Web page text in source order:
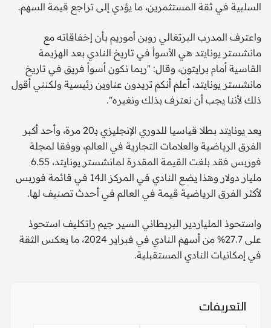
السلبية في ثقة المستثمرين، ما يؤدي إلى تراجع قيمة السهم.
واعترف المدرب البرتغالي روبن أموريم بأن إخفاقاته مع
مانشستر يونايتد هي الأسوأ في تاريخ النادي بعد الهزيمة
القاسية أمام برايتون، وقال: "ربما نكون أسوأ فريق في تاريخ
مانشستر يونايتد، أعلم أنكم تريدون عناوين رئيسية ولكنني أقول
ذلك لأننا يجب أن نعترف بذلك ونغيره".
يعد يونايتد بطلا قياسيا للدوري الإنجليزي بـ20 مرة، وأحد أكبر
الفرق الرياضية والعلامات التجارية في العالم، ووفقا لمجلة
فوربس فقد بلغت القيمة المقدرة لمانشستر يونايتد، 6.55
مليار دولار وهذا يضع النادي في المركز الـ14 في قائمة فوربس
لأكثر الفرق الرياضية قيمة في العالم في أحدث تصنيف لها.
واستحوذ الملياردير البريطاني السير جيم راتكليف استحوذ
على 27.7% من أسهم النادي في فبراير 2024، ما يعكس الثقة
في إمكانيات النادي المستقبلية.
التعريفات